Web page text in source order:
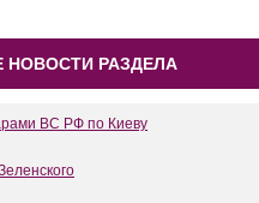
НОВОСТИ РАЗДЕЛА
ВС РФ по Киеву